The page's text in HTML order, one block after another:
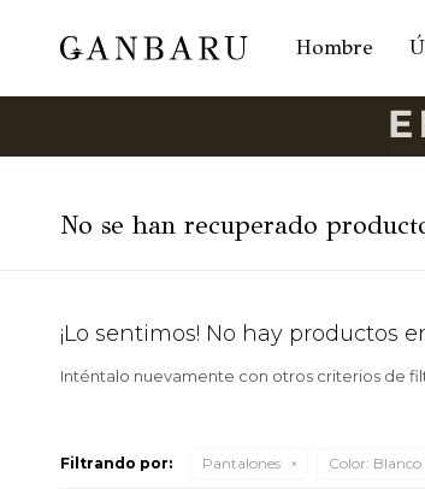
Hombre
No se han recuperado
¡Lo sentimos! No hay productos
Inténtalo nuevamente con otros criterios de
Filtrando por: Pantalones Color: Blanco